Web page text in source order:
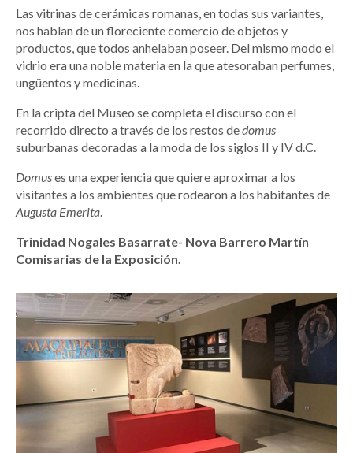
Las vitrinas de cerámicas romanas, en todas sus variantes,
nos hablan de un floreciente comercio de objetos y
productos, que todos anhelaban poseer. Del mismo modo el
vidrio era una noble materia en la que atesoraban perfumes,
ungüentos y medicinas.
En la cripta del Museo se completa el discurso con el
recorrido directo a través de los restos dedomus
suburbanas decoradas a la moda de los siglos II y IV d.C.
Domuses una experiencia que quiere aproximar a los
visitantes a los ambientes que rodearon a los habitantes de
Augusta Emerita.
Trinidad Nogales Basarrate- Nova Barrero Martín
Comisarias de la Exposición.